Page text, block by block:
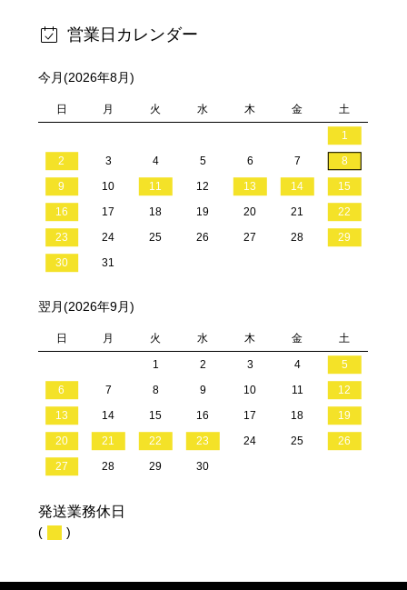
営業日カレンダー
今月(2026年8月)
日 月 火 水 木 金 土
1
2
3 4 5 6 7
8
9
10 11 12 13 14
15
16
17 18 19 20 21
22
23
24 25 26 27 28
29
30
31
翌月(2026年9月)
日 月 火 水 木 金 土
1 2 3 4
5
6
7 8 9 10 11
12
13
14 15 16 17 18
19
20
21 22 23 24 25
26
27
28 29 30
発送業務休日
( )